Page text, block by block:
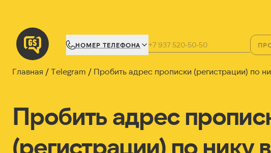
НОМЕР ТЕЛЕФОНА
Главная Telegram Пробить адрес прописки (регистрации) по
Пробить адрес
(регистрации) по нику